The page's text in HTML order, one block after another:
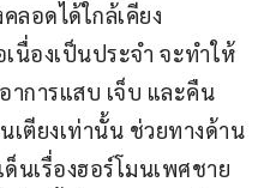
อดได้ใกล้เคียง
นื่องเป็นประจำ จะทำให้
การแสบ เจ็บ และคืน
เตียงเท่านั้น ช่วยทางด้าน
นเรื่องฮอร์โมนเพศชาย